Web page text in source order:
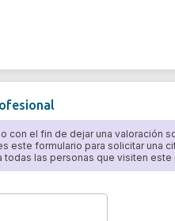
con el fin de dejar una valoración
este formulario para solicitar una
todas las personas que visiten este